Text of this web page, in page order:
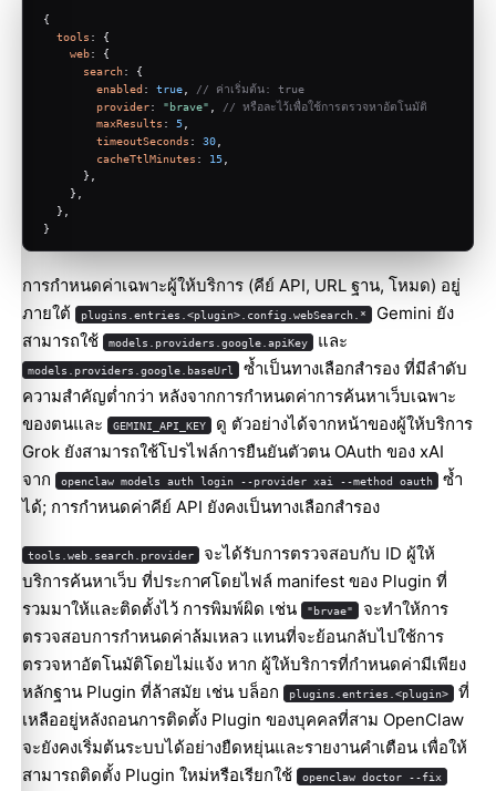
{
tools : {
web: {
search: {
enabled : true
// ค่าเริ่มต้น: true
provider: "brave"
// หรือละไว้เพื่อใช้การตรวจหาอัตโนมัติ
maxResults : 5
timeoutSeconds : 30
cacheTtlMinutes : 15
      },
    },
  },
}
การกำหนดค่าเฉพาะผู้ให้บริการ (คีย์ API, URL ฐาน, โหมด) อยู่
ภายใต้
plugins.entries.<plugin>.config.webSearch.* Gemini ยัง
สามารถใช้
models.providers.google.apiKey และ
models.providers.google.baseUrl ซ้ำเป็นทางเลือกสำรอง ที่มีลำดับ
ความสำคัญต่ำกว่า หลังจากการกำหนดค่าการค้นหาเว็บเฉพาะ
ของตนและ
GEMINI_API_KEY ดู ตัวอย่างได้จากหน้าของผู้ให้บริการ
Grok ยังสามารถใช้โปรไฟล์การยืนยันตัวตน OAuth ของ xAI
จาก
openclaw models auth login --provider xai --method oauth ซ้ำ
ได้; การกำหนดค่าคีย์ API ยังคงเป็นทางเลือกสำรอง
tools.web.search.provider จะได้รับการตรวจสอบกับ ID ผู้ให้
บริการค้นหาเว็บ ที่ประกาศโดยไฟล์ manifest ของ Plugin ที่
รวมมาให้และติดตั้งไว้ การพิมพ์ผิด เช่น
"brvae" จะทำให้การ
ตรวจสอบการกำหนดค่าล้มเหลว แทนที่จะย้อนกลับไปใช้การ
ตรวจหาอัตโนมัติโดยไม่แจ้ง หาก ผู้ให้บริการที่กำหนดค่ามีเพียง
หลักฐาน Plugin ที่ล้าสมัย เช่น บล็อก
plugins.entries.<plugin> ที่
เหลืออยู่หลังถอนการติดตั้ง Plugin ของบุคคลที่สาม OpenClaw
จะยังคงเริ่มต้นระบบได้อย่างยืดหยุ่นและรายงานคำเตือน เพื่อให้
สามารถติดตั้ง Plugin ใหม่หรือเรียกใช้
openclaw doctor --fix
Molty